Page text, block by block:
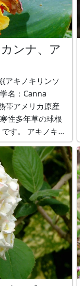
ンナ、ア
キノキリンソ
帯アメリカ原産
性多年草の球根
ノキリ
マアキノキリン
します。 ミヤマ
麟草、学名：